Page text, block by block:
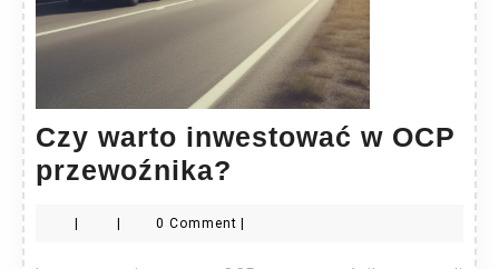
Czy warto inwestować w OCP
przewoźnika?
inwestować
| | 0 Comment |